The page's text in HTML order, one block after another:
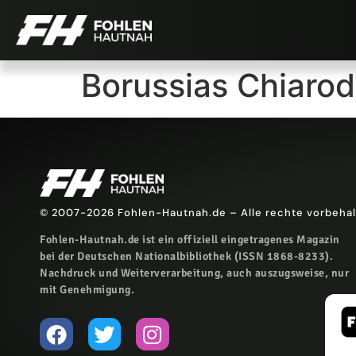
Borussias
© 2007-2026 Fohlen-Hautnah.de – Alle rechte
Fohlen-Hautnah.de ist ein offiziell eingetragenes Magazin
bei der Deutschen Nationalbibliothek (ISSN 1868-8233).
Nachdruck und Weiterverarbeitung, auch auszugsweise, nur
mit Genehmigung.